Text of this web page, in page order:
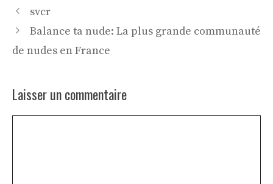
svcr
Balance ta nude: La plus grande communauté
de nudes en France
Laisser un commentaire